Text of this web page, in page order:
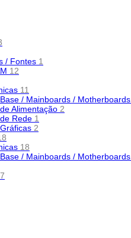
/ Fontes 1
12
11
/ Mainboards / Motherboards
Alimentação 2
Rede 1
2
18
/ Mainboards / Motherboards